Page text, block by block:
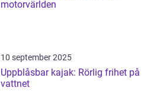
motorvärlden
10 september 2025
Uppblåsbar kajak: Rörlig frihet på
vattnet